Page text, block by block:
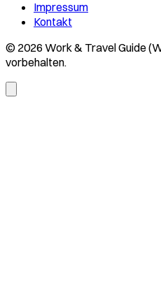
Impressum
Kontakt
© 2026 Work & Travel Guide
vorbehalten.